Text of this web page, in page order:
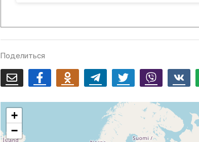
Поделиться
Email FacebookOdnoklassnikiTelegram Twitter Viber
+
−